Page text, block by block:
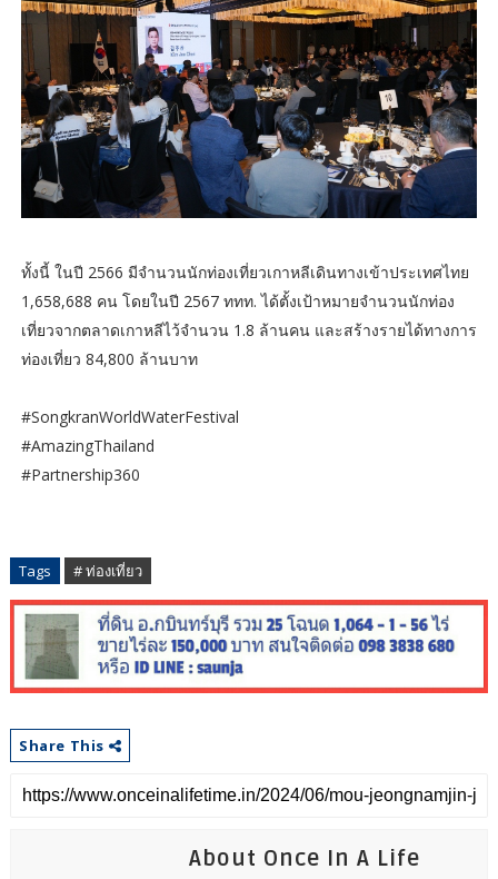
ทั้งนี้ ในปี 2566 มีจำนวนนักท่องเที่ยวเกาหลีเดินทางเข้าประเทศไทย
1,658,688 คน โดยในปี 2567 ททท. ได้ตั้งเป้าหมายจำนวนนักท่อง
เที่ยวจากตลาดเกาหลีไว้จำนวน 1.8 ล้านคน และสร้างรายได้ทางการ
ท่องเที่ยว 84,800 ล้านบาท
#SongkranWorldWaterFestival
#AmazingThailand
#Partnership360
Tags # ท่องเที่ยว
Share This
About Once In A Life